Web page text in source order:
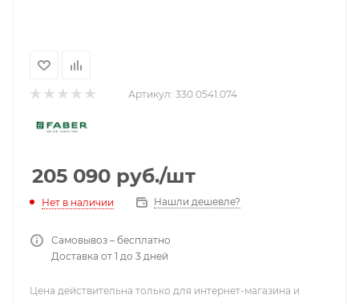
Артикул: 330.0541.074
205 090 руб./шт
Нет в наличии Нашли дешевле?
Самовывоз – бесплатно
Доставка от 1 до 3 дней
Цена действительна только для интернет-магазина и